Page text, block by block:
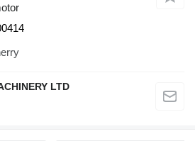
LTD